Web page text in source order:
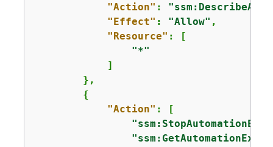
"Action" :
"Effect" : "Allow" ,
"Resource" : [
"*"
            ]
        },
{
"Action" : [